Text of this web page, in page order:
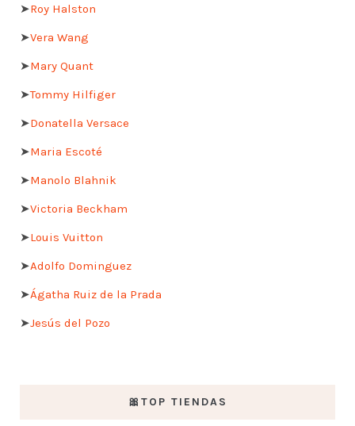
➤Roy Halston
➤Vera Wang
➤Mary Quant
➤Tommy Hilfiger
➤Donatella Versace
➤Maria Escoté
➤Manolo Blahnik
➤Victoria Beckham
➤Louis Vuitton
➤Adolfo Dominguez
➤Ágatha Ruiz de la Prada
➤Jesús del Pozo
🎀TOP TIENDAS